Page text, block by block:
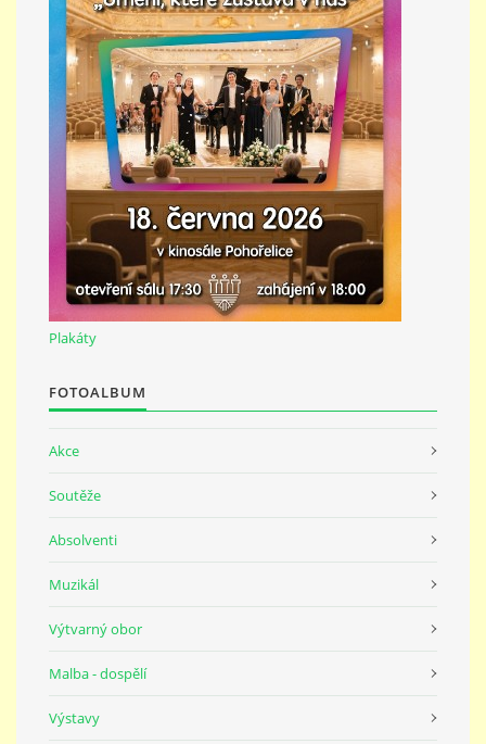
DOTACE
GDPR
ZUŠ Pohořelice
Školní 462
Pohořelice
691 23
Plakáty
FOTOALBUM
Akce
Soutěže
Absolventi
Muzikál
Výtvarný obor
Malba - dospělí
Výstavy